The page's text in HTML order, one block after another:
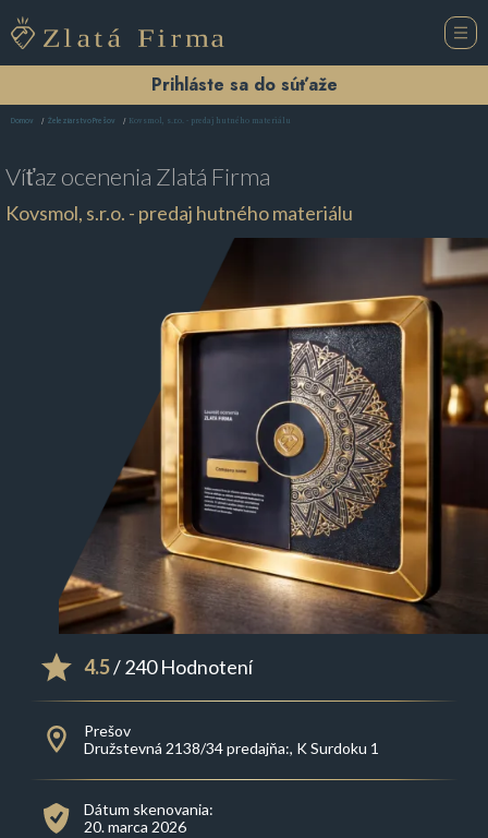
Prihláste sa do súťaže
Domov Železiarstvo Prešov Kovsmol, s.r.o. - predaj hutného materiálu
Víťaz ocenenia Zlatá Firma
Kovsmol, s.r.o. - predaj hutného materiálu
4.5/ 240 Hodnotení
Prešov
Družstevná 2138/34 predajňa:, K Surdoku 1
Dátum skenovania:
20. marca 2026